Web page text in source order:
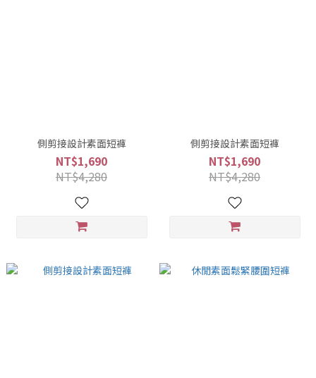
側剪接設計素面短褲
NT$1,690
NT$4,280
側剪接設計素面短褲
NT$1,690
NT$4,280